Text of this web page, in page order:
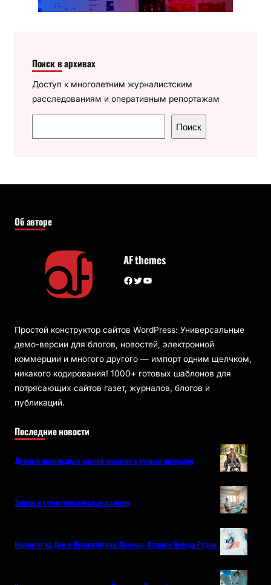
Поиск в архивах
Доступ к многолетним журналистским
расследованиям и оперативным репортажам
о
к
Поиск
Об авторе
AF themes
Facebook Twitter YouTube
Простой конструктор сайтов WordPress: Универсальные
демо-версии для блогов, новостей, электронной
коммерции и многого другого — импорт одним щелчком,
никакого кодирования! 1000+ готовых шаблонов для
потрясающих сайтов газет, журналов, блогов и
публикаций.
Последние новости
Детские инвалидные кресла-коляски с ручным приводом
Запись в стоматологическую клинику
Нарколог на Дом в Новокузнецке: Помощь, Которая Всегда Рядом